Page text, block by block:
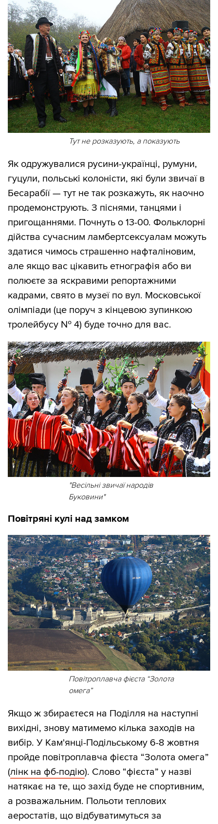
Тут не розказують, а показують
Як одружувалися русини-українці, румуни,
гуцули, польські колоністи, які були звичаї в
Бесарабії — тут не так розкажуть, як наочно
продемонструють. З піснями, танцями і
пригощаннями. Почнуть о 13-00. Фольклорні
дійства сучасним ламбертсексуалам можуть
здатися чимось страшенно нафталіновим,
але якщо вас цікавить етнографія або ви
полюєте за яскравими репортажними
кадрами, свято в музеї по вул. Московської
олімпіади (це поруч з кінцевою зупинкою
тролейбусу № 4) буде точно для вас.
"Весільні звичаї народів
Буковини"
Повітряні кулі над замком
Повітроплавча фієста “Золота
омега”
Якщо ж збираєтеся на Поділля на наступні
вихідні, знову матимемо кілька заходів на
вибір. У Кам'янці-Подільському 6-8 жовтня
пройде повітроплавча фієста “Золота омега”
(лінк на фб-подію). Слово “фієста” у назві
натякає на те, що захід буде не спортивним,
а розважальним. Польоти теплових
аеростатів, що відбуватимуться за